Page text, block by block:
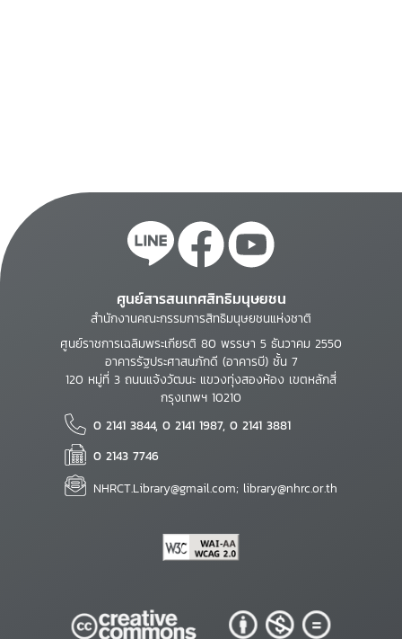
ศูนย์สารสนเทศสิทธิมนุษยชน
สำนักงานคณะกรรมการสิทธิมนุษยชนแห่งชาติ
ศูนย์ราชการเฉลิมพระเกียรติ 80 พรรษา 5 ธันวาคม 2550
อาคารรัฐประศาสนภักดี (อาคารบี) ชั้น 7
120 หมู่ที่ 3 ถนนแจ้งวัฒนะ แขวงทุ่งสองห้อง เขตหลักสี่
กรุงเทพฯ 10210
0 2141 3844, 0 2141 1987, 0 2141 3881
0 2143 7746
NHRCT.Library@gmail.com; library@nhrc.or.th